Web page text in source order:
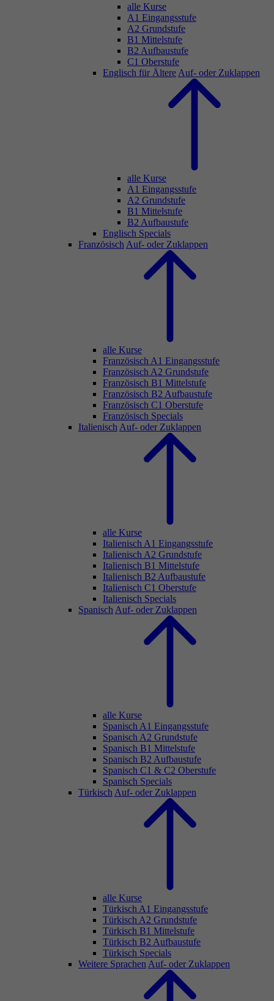
alle Kurse
A1 Eingangsstufe
A2 Grundstufe
B1 Mittelstufe
B2 Aufbaustufe
C1 Oberstufe
Englisch für Ältere Auf- oder Zuklappen
alle Kurse
A1 Eingangsstufe
A2 Grundstufe
B1 Mittelstufe
B2 Aufbaustufe
Englisch Specials
Französisch Auf- oder Zuklappen
alle Kurse
Französisch A1 Eingangsstufe
Französisch A2 Grundstufe
Französisch B1 Mittelstufe
Französisch B2 Aufbaustufe
Französisch C1 Oberstufe
Französisch Specials
Italienisch Auf- oder Zuklappen
alle Kurse
Italienisch A1 Eingangsstufe
Italienisch A2 Grundstufe
Italienisch B1 Mittelstufe
Italienisch B2 Aufbaustufe
Italienisch C1 Oberstufe
Italienisch Specials
Spanisch Auf- oder Zuklappen
alle Kurse
Spanisch A1 Eingangsstufe
Spanisch A2 Grundstufe
Spanisch B1 Mittelstufe
Spanisch B2 Aufbaustufe
Spanisch C1 & C2 Oberstufe
Spanisch Specials
Türkisch Auf- oder Zuklappen
alle Kurse
Türkisch A1 Eingangsstufe
Türkisch A2 Grundstufe
Türkisch B1 Mittelstufe
Türkisch B2 Aufbaustufe
Türkisch Specials
Weitere Sprachen Auf- oder Zuklappen